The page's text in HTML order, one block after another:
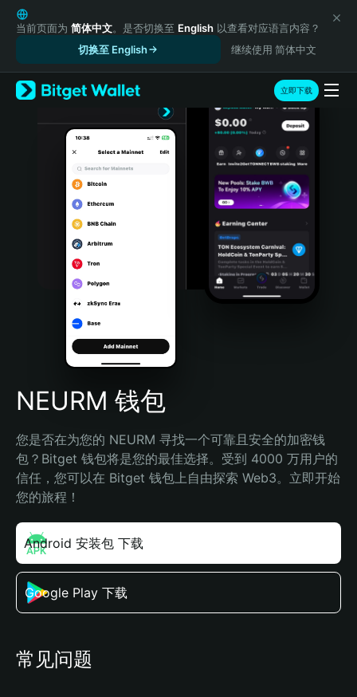
English
日本語
Русский
Español (Latinoamérica)
Türkçe
Português (Portugal)
Bahasa Indonesia
Português (Brasil)
Español (Argentina)
当前页面为 简体中文。是否切换至 English 以查看对应语言内容？
切换至 English
继续使用 简体中文
立即下载
NEURM 钱包
您是否在为您的 NEURM 寻找一个可靠且安全的加密钱
包？Bitget 钱包将是您的最佳选择。受到 4000 万用户的
信任，您可以在 Bitget 钱包上自由探索 Web3。立即开始
您的旅程！
Android 安装包 下载
Google Play 下载
常见问题